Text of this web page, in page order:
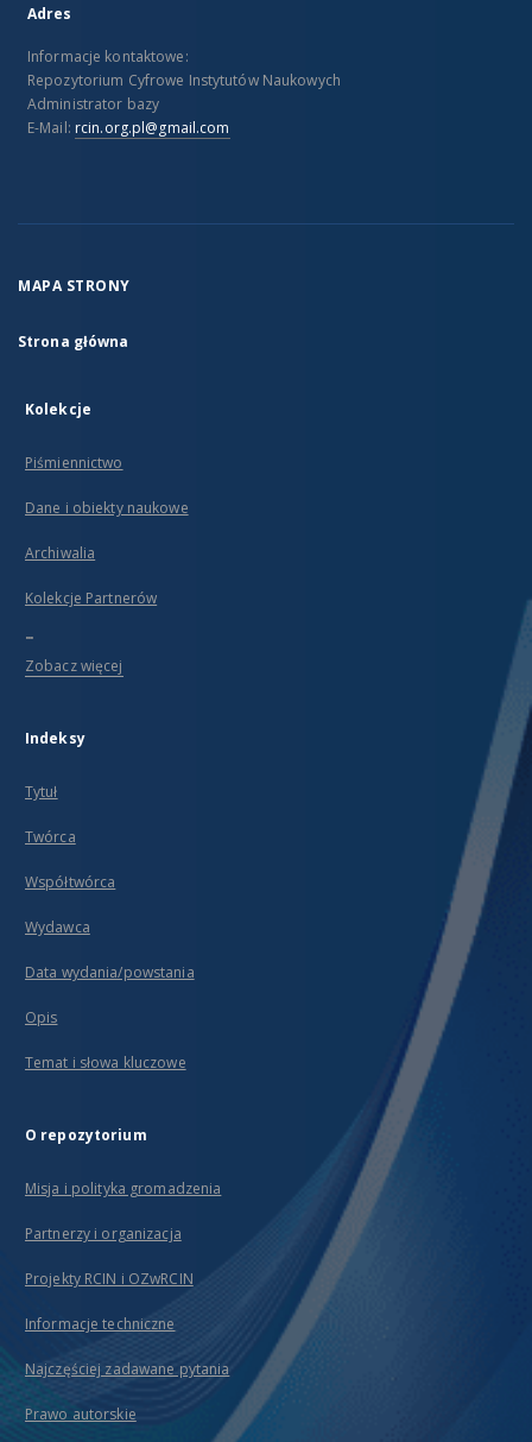
Adres
Informacje kontaktowe:
Repozytorium Cyfrowe Instytutów Naukowych
Administrator bazy
E-Mail: rcin.org.pl@gmail.com
MAPA STRONY
Strona główna
Kolekcje
Piśmiennictwo
Dane i obiekty naukowe
Archiwalia
Kolekcje Partnerów
...
Zobacz więcej
Indeksy
Tytuł
Twórca
Współtwórca
Wydawca
Data wydania/powstania
Opis
Temat i słowa kluczowe
O repozytorium
Misja i polityka gromadzenia
Partnerzy i organizacja
Projekty RCIN i OZwRCIN
Informacje techniczne
Najczęściej zadawane pytania
Prawo autorskie